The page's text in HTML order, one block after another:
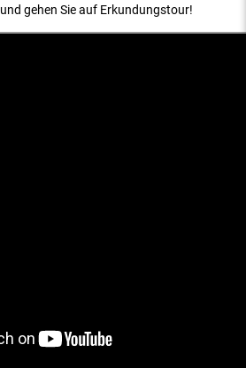
und gehen Sie auf Erkundungstour!